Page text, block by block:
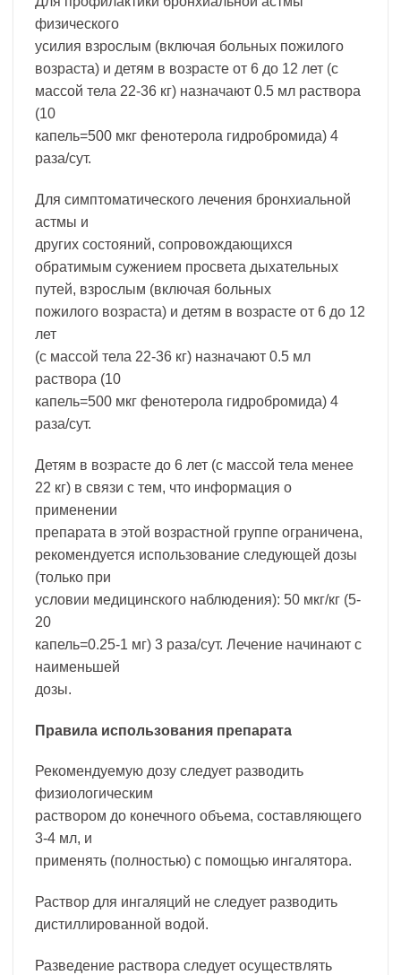
физического
усилия взрослым (включая больных пожилого
возраста) и детям в возрасте от 6 до 12 лет (с
массой тела 22-36 кг) назначают 0.5 мл раствора
(10
капель=500 мкг фенотерола гидробромида) 4
раза/сут.
Для симптоматического лечения бронхиальной
астмы и
других состояний, сопровождающихся
обратимым сужением просвета дыхательных
путей, взрослым (включая больных
пожилого возраста) и детям в возрасте от 6 до 12
лет
(с массой тела 22-36 кг) назначают 0.5 мл
раствора (10
капель=500 мкг фенотерола гидробромида) 4
раза/сут.
Детям в возрасте до 6 лет (с массой тела менее
22 кг) в связи с тем, что информация о
применении
препарата в этой возрастной группе ограничена,
рекомендуется использование следующей дозы
(только при
условии медицинского наблюдения): 50 мкг/кг (5-
20
капель=0.25-1 мг) 3 раза/сут. Лечение начинают с
наименьшей
дозы.
Правила использования препарата
Рекомендуемую дозу следует разводить
физиологическим
раствором до конечного объема, составляющего
3-4 мл, и
применять (полностью) с помощью ингалятора.
Раствор для ингаляций не следует разводить
дистиллированной водой.
Разведение раствора следует осуществлять